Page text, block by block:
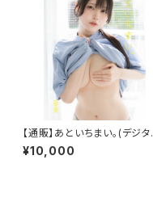
【通販】あといちまい。(デジタ
版付き)
¥10,000